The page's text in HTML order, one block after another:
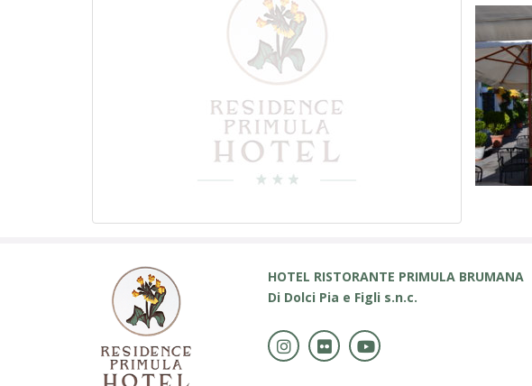
HOTEL RISTORANTE PRIMULA BRUMANA
Di Dolci Pia e Figli s.n.c.